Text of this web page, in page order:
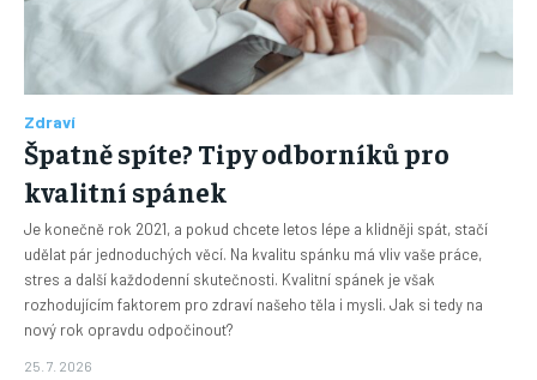
Zdraví
Špatně spíte? Tipy odborníků pro
kvalitní spánek
Je konečně rok 2021, a pokud chcete letos lépe a klidněji spát, stačí
udělat pár jednoduchých věcí. Na kvalitu spánku má vliv vaše práce,
stres a další každodenní skutečnosti. Kvalitní spánek je však
rozhodujícím faktorem pro zdraví našeho těla i mysli. Jak si tedy na
nový rok opravdu odpočinout?
25. 7. 2026